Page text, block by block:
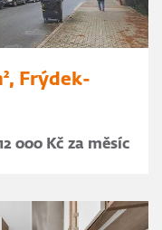
Frýdek-
000 Kč za měsíc